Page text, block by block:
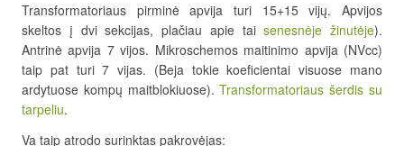
Transformatoriaus pirminė apvija turi 15+15 vijų. Apvijos
skeltos į dvi sekcijas, plačiau apie taisenesnėje žinutėje).
Antrinė apvija 7 vijos. Mikroschemos maitinimo apvija (NVcc)
taip pat turi 7 vijas. (Beja tokie koeficientai visuose mano
ardytuose kompų maitblokiuose).Transformatoriaus šerdis su
tarpeliu.
Va taip atrodo surinktas pakrovėjas: